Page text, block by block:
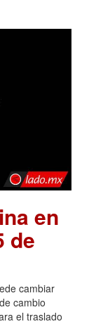
en
de
cambiar
cambio
el traslado